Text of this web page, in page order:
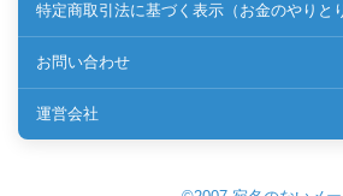
特定商取引法に基づく表示（お金のやりと
お問い合わせ
運営会社